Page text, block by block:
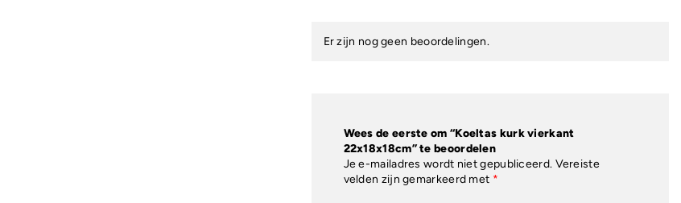
Er zijn nog geen beoordelingen.
Wees de eerste om “Koeltas kurk vierkant
22x18x18cm” te beoordelen
Je e-mailadres wordt niet gepubliceerd. Vereiste
velden zijn gemarkeerd met *